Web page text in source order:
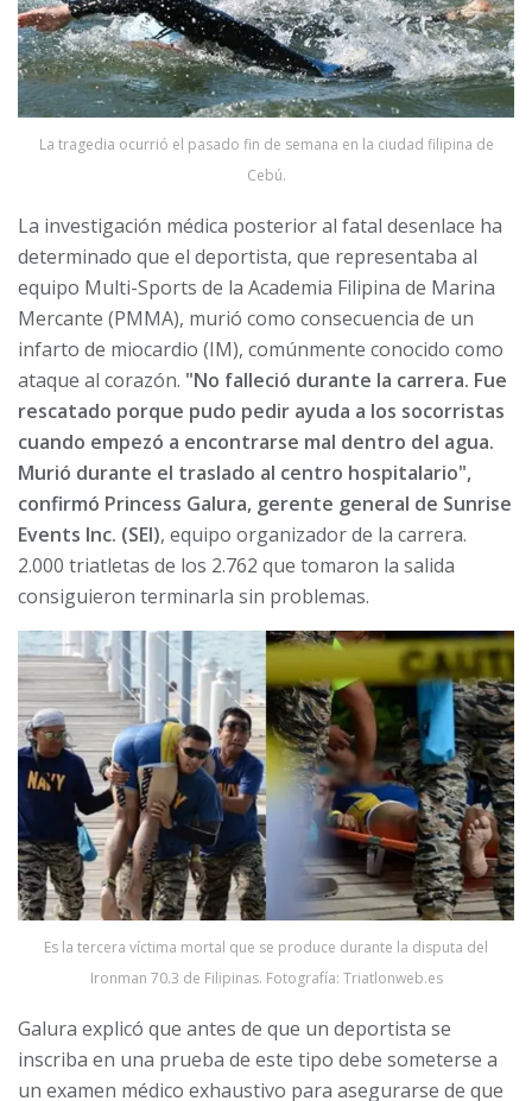
La tragedia ocurrió el pasado fin de semana en la ciudad filipina de
Cebú.
La investigación médica posterior al fatal desenlace ha
determinado que el deportista, que representaba al
equipo Multi-Sports de la Academia Filipina de Marina
Mercante (PMMA), murió como consecuencia de un
infarto de miocardio (IM), comúnmente conocido como
ataque al corazón. "No falleció durante la carrera. Fue
rescatado porque pudo pedir ayuda a los socorristas
cuando empezó a encontrarse mal dentro del agua.
Murió durante el traslado al centro hospitalario",
confirmó Princess Galura, gerente general de Sunrise
Events Inc. (SEI), equipo organizador de la carrera.
2.000 triatletas de los 2.762 que tomaron la salida
consiguieron terminarla sin problemas.
Es la tercera víctima mortal que se produce durante la disputa del
Ironman 70.3 de Filipinas. Fotografía: Triatlonweb.es
Galura explicó que antes de que un deportista se
inscriba en una prueba de este tipo debe someterse a
un examen médico exhaustivo para asegurarse de que